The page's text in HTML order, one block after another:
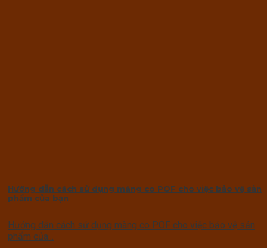
Hướng dẫn cách sử dụng màng co POF cho việc bảo vệ sản
phẩm của bạn
Hướng dẫn cách sử dụng màng co POF cho việc bảo vệ sản
phẩm của...